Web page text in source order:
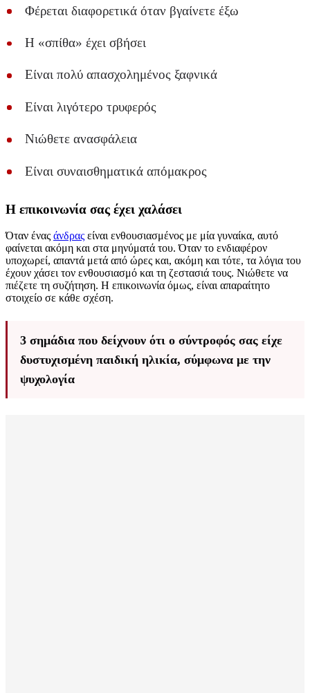
Φέρεται διαφορετικά όταν βγαίνετε έξω
Η «σπίθα» έχει σβήσει
Είναι πολύ απασχολημένος ξαφνικά
Είναι λιγότερο τρυφερός
Νιώθετε ανασφάλεια
Είναι συναισθηματικά απόμακρος
Η επικοινωνία σας έχει χαλάσει
Όταν ένας άνδρας είναι ενθουσιασμένος με μία γυναίκα, αυτό
φαίνεται ακόμη και στα μηνύματά του. Όταν το ενδιαφέρον
υποχωρεί, απαντά μετά από ώρες και, ακόμη και τότε, τα λόγια του
έχουν χάσει τον ενθουσιασμό και τη ζεστασιά τους. Νιώθετε να
πιέζετε τη συζήτηση. Η επικοινωνία όμως, είναι απαραίτητο
στοιχείο σε κάθε σχέση.
3 σημάδια που δείχνουν ότι ο σύντροφός σας είχε
δυστυχισμένη παιδική ηλικία, σύμφωνα με την
ψυχολογία